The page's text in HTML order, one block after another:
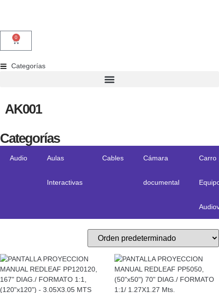
0
Categorías
AK001
Categorías
Audio Aulas
Interactivas
Cables Cámara
documental
Carro